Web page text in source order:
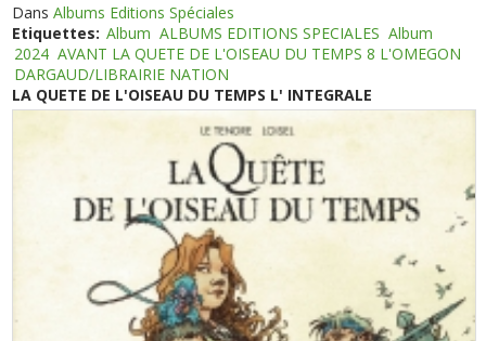
DansAlbums Editions Spéciales
Etiquettes: Album ALBUMS EDITIONS SPECIALES Album
2024 AVANT LA QUETE DE L'OISEAU DU TEMPS 8 L'OMEGON
DARGAUD/LIBRAIRIE NATION
LA QUETE DE L'OISEAU DU TEMPS L' INTEGRALE